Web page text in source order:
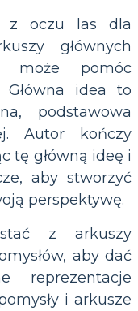
z oczu las dla
głównych
może pomóc
Główna idea to
podstawowa
Autor kończy
tę główną ideę i
aby stworzyć
perspektywę.
z arkuszy
aby dać
reprezentacje
i arkusze